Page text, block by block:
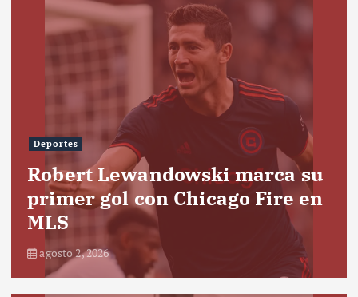
Deportes
Robert Lewandowski marca su
primer gol con Chicago Fire en
MLS
agosto 2, 2026